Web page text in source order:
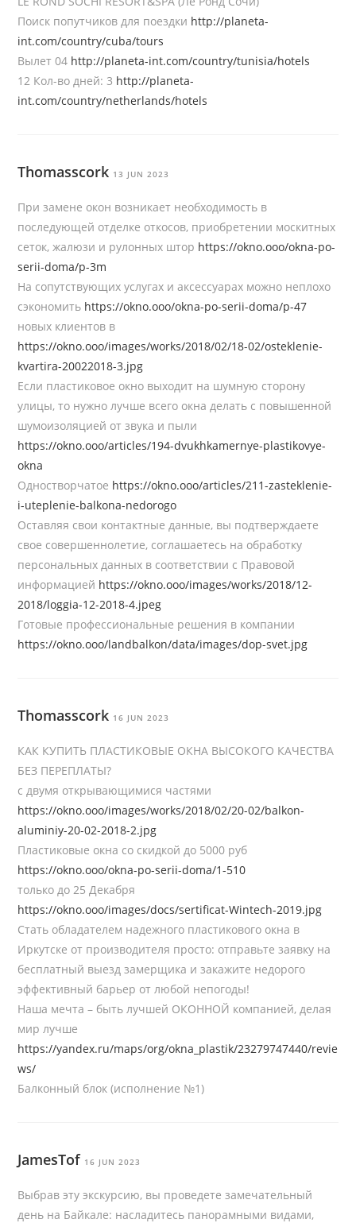
Поиск попутчиков для поездки http://planeta-
int.com/country/cuba/tours
Вылет 04 http://planeta-int.com/country/tunisia/hotels
12 Кол-во дней: 3 http://planeta-
int.com/country/netherlands/hotels
Thomasscork 13 JUN 2023
При замене окон возникает необходимость в
последующей отделке откосов, приобретении москитных
сеток, жалюзи и рулонных штор https://okno.ooo/okna-po-
serii-doma/p-3m
На сопутствующих услугах и аксессуарах можно неплохо
сэкономить https://okno.ooo/okna-po-serii-doma/p-47
новых клиентов в
https://okno.ooo/images/works/2018/02/18-02/osteklenie-
kvartira-20022018-3.jpg
Если пластиковое окно выходит на шумную сторону
улицы, то нужно лучше всего окна делать с повышенной
шумоизоляцией от звука и пыли
https://okno.ooo/articles/194-dvukhkamernye-plastikovye-
okna
Одностворчатое https://okno.ooo/articles/211-zasteklenie-
i-uteplenie-balkona-nedorogo
Оставляя свои контактные данные, вы подтверждаете
свое совершеннолетие, соглашаетесь на обработку
персональных данных в соответствии с Правовой
информацией https://okno.ooo/images/works/2018/12-
2018/loggia-12-2018-4.jpeg
Готовые профессиональные решения в компании
https://okno.ooo/landbalkon/data/images/dop-svet.jpg
Thomasscork 16 JUN 2023
КАК КУПИТЬ ПЛАСТИКОВЫЕ ОКНА ВЫСОКОГО КАЧЕСТВА
БЕЗ ПЕРЕПЛАТЫ?
с двумя открывающимися частями
https://okno.ooo/images/works/2018/02/20-02/balkon-
aluminiy-20-02-2018-2.jpg
Пластиковые окна со скидкой до 5000 руб
https://okno.ooo/okna-po-serii-doma/1-510
только до 25 Декабря
https://okno.ooo/images/docs/sertificat-Wintech-2019.jpg
Стать обладателем надежного пластикового окна в
Иркутске от производителя просто: отправьте заявку на
бесплатный выезд замерщика и закажите недорого
эффективный барьер от любой непогоды!
Наша мечта – быть лучшей ОКОННОЙ компанией, делая
мир лучше
https://yandex.ru/maps/org/okna_plastik/23279747440/revie
ws/
Балконный блок (исполнение №1)
JamesTof 16 JUN 2023
Выбрав эту экскурсию, вы проведете замечательный
день на Байкале: насладитесь панорамными видами,